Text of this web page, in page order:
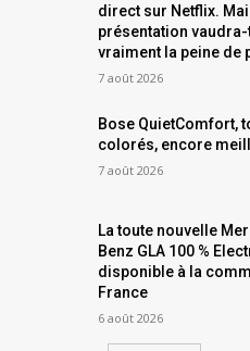
direct sur Netflix.
présentation
vraiment la peine de
7 août 2026
Bose QuietComfort,
colorés, encore
7 août 2026
La toute nouvelle
Benz GLA 100 %
disponible à la
France
6 août 2026